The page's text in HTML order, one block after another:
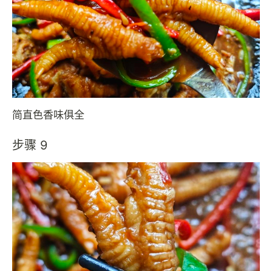
简直色香味俱全
步骤 9